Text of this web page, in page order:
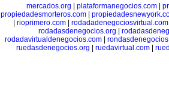
mercados.org
plataformanegocios.com
propiedadesmorteros.com
rioprimero.com| rodadadenegociosvirtual.com
rodadasdenegocios.org
rodadavirtualdenegocios.com|
ruedasdenegocios.org
ruedavirtual.com|